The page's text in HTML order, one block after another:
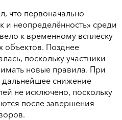
что первоначально
и неопределённость» среди
к временному всплеску
объектов. Позднее
поскольку участники
новые правила. При
дальнейшее снижение
не исключено, поскольку
после завершения